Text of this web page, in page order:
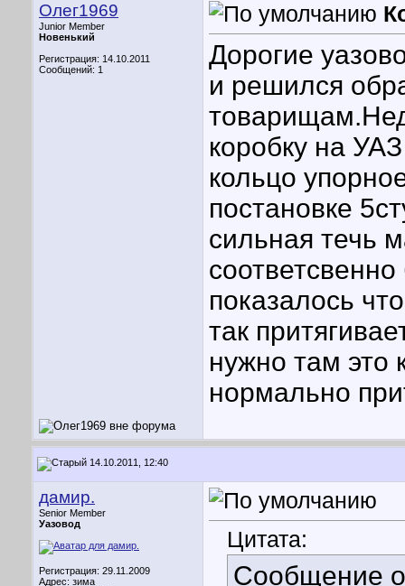
Олег1969
Junior Member
Новенький
Регистрация: 14.10.2011
Сообщений: 1
Дорогие
и решился
коробку на
кольцо
постановке
сильная течь
показалось
так
нужно там это
нормально
14.10.2011, 12:40
дамир.
Senior Member
Уазовод
Регистрация: 29.11.2009
Адрес: зима
Цитата:
Сообщение